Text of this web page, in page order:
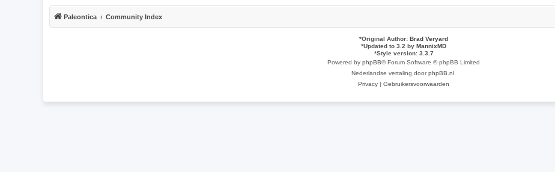
Paleontica Community Index
*Original Author: Brad Veryard
*Updated to 3.2 by MannixMD
*Style version: 3.3.7
Powered by phpBB® Forum Software © phpBB Limited
Nederlandse vertaling doorphpBB.nl
Privacy | Gebruikersvoorwaarden